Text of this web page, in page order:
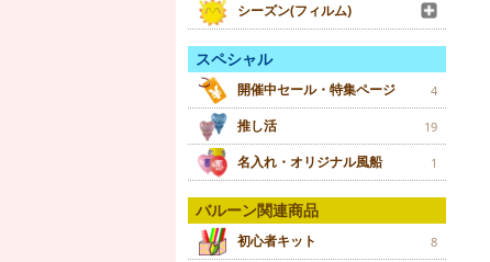
シーズン(フィルム)
スペシャル
開催中セール・特集ページ 4
推し活 19
名入れ・オリジナル風船 1
バルーン関連商品
初心者キット 8